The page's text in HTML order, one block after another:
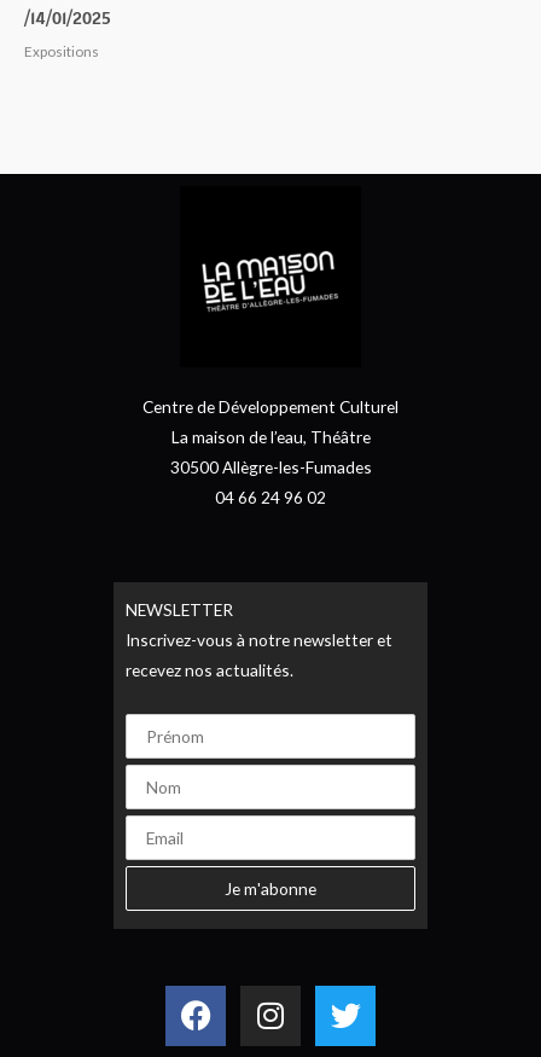
/14/01/2025
Expositions
Centre de Développement Culturel
La maison de l’eau, Théâtre
30500 Allègre-les-Fumades
04 66 24 96 02
NEWSLETTER
Inscrivez-vous à notre newsletter et
recevez nos actualités.
FacebookInstagramTwitter